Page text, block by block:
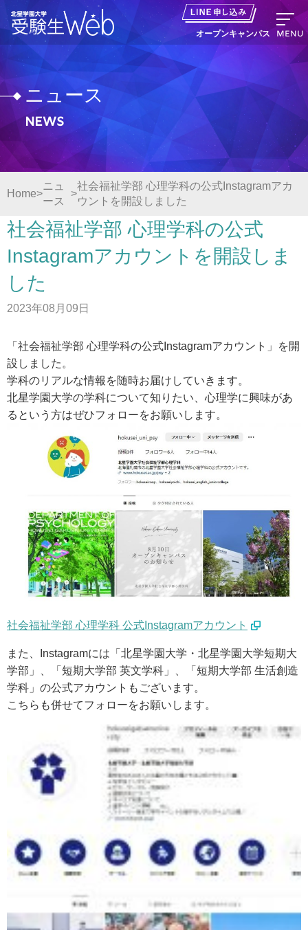
オープンキャンパス MENU
資料請求
出願の流れ
オープンキャンパス LINE申し込み
ニュース
デジタルパンフレット
お問い合わせ
サイトマップ
入試情報
キャンパスライフ
就職・キャリア
ウェブマガジン
学費・奨学金
〒004-8631 北海道札幌市厚別区大谷地西2-3-1
Tel：011-891-2731（代表）
© Copyright2026 Hokusei Gakuen University.
ニュース
News
Home
ニュ
ース
社会福祉学部 心理学科の公式Instagramアカ
ウントを開設しました
社会福祉学部 心理学科の公式
Instagramアカウントを開設しま
した
2023年08月09日
「社会福祉学部 心理学科の公式Instagramアカウント」を開
設しました。
学科のリアルな情報を随時お届けしていきます。
北星学園大学の学科について知りたい、心理学に興味があ
るという方はぜひフォローをお願いします。
社会福祉学部 心理学科 公式Instagramアカウント
また、Instagramには「北星学園大学・北星学園大学短期大
学部」、「短期大学部 英文学科」、「短期大学部 生活創造
学科」の公式アカウントもございます。
こちらも併せてフォローをお願いします。